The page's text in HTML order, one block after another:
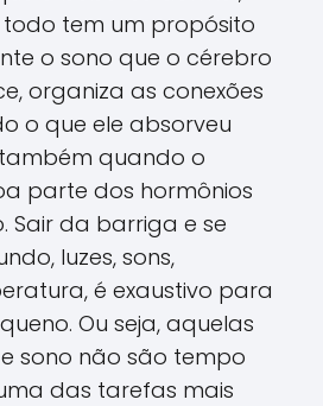
todo tem um propósito
o sono que o cérebro
organiza as conexões
o que ele absorveu
quando o
parte dos hormônios
Sair da barriga e se
luzes, sons,
é exaustivo para
Ou seja, aquelas
sono não são tempo
das tarefas mais